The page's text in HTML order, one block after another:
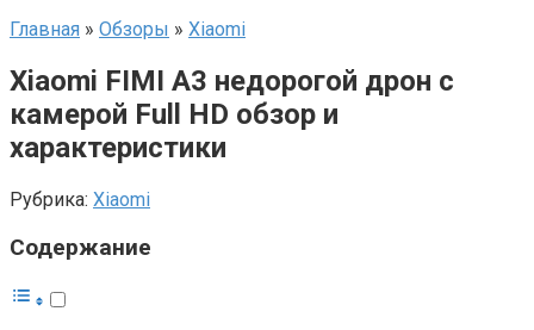
Главная » Обзоры » Xiaomi
Xiaomi FIMI A3 недорогой дрон с
камерой Full HD обзор и
характеристики
Рубрика: Xiaomi
Содержание